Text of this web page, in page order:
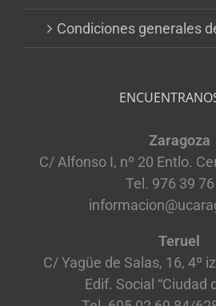
Condiciones generales
Zaragoza
C/ Alfonso I, nº 20 Entlo.
Tel. 976 39
Teruel
C/ Yagüe de Salas, 16, 4º
Edif. Social “Ciudad